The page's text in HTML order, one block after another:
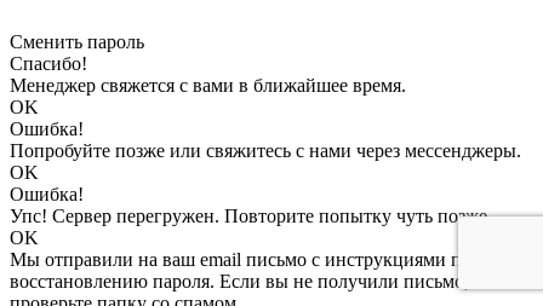
Сменить пароль
Спасибо!
Менеджер свяжется с вами в ближайшее время.
OK
Ошибка!
Попробуйте позже или свяжитесь с нами через мессенджеры.
OK
Ошибка!
Упс! Сервер перегружен. Повторите попытку чуть позже.
OK
Мы отправили на ваш email письмо с инструкциями по
восстановлению пароля. Если вы не получили письмо,